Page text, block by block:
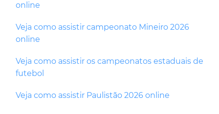
online
Veja como assistir campeonato Mineiro 2026
online
Veja como assistir os campeonatos estaduais de
futebol
Veja como assistir Paulistão 2026 online